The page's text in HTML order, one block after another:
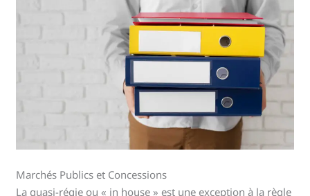
Marchés Publics et Concessions
La quasi-régie ou « in house » est une exception à la règle